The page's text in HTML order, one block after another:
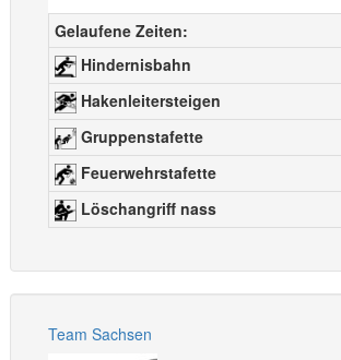
Gelaufene Zeiten:
Hindernisbahn
Hakenleitersteigen
Gruppenstafette
Feuerwehrstafette
Löschangriff nass
Team Sachsen